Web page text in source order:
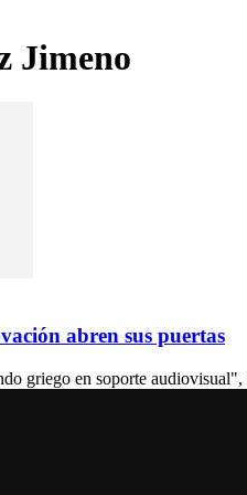
Jimeno
abren sus puertas
griego en soporte